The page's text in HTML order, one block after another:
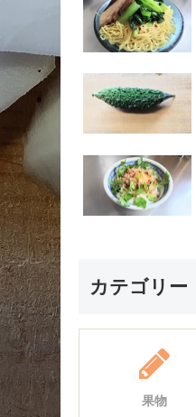
カテゴリー
果物